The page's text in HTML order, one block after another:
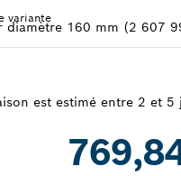
variante
est estimé entre 2 et 5